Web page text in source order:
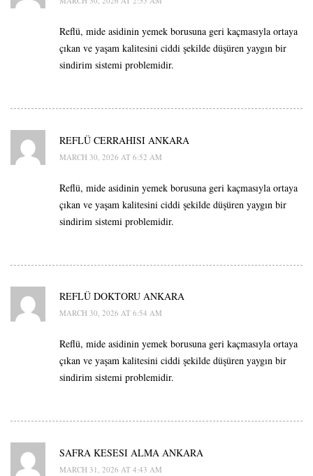
Reflü, mide asidinin yemek borusuna geri kaçmasıyla ortaya
çıkan ve yaşam kalitesini ciddi şekilde düşüren yaygın bir
sindirim sistemi problemidir.
REFLÜ CERRAHISI ANKARA
MARCH 30, 2026 AT 6:52 AM
Reflü, mide asidinin yemek borusuna geri kaçmasıyla ortaya
çıkan ve yaşam kalitesini ciddi şekilde düşüren yaygın bir
sindirim sistemi problemidir.
REFLÜ DOKTORU ANKARA
MARCH 30, 2026 AT 6:54 AM
Reflü, mide asidinin yemek borusuna geri kaçmasıyla ortaya
çıkan ve yaşam kalitesini ciddi şekilde düşüren yaygın bir
sindirim sistemi problemidir.
SAFRA KESESI ALMA ANKARA
MARCH 31, 2026 AT 4:43 AM